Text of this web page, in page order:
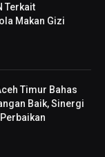
Terkait
Makan Gizi
Timur Bahas
Baik, Sinergi